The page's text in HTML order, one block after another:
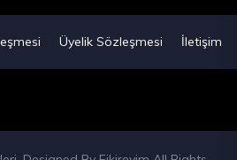
Üyelik Sözleşmesi İletişim